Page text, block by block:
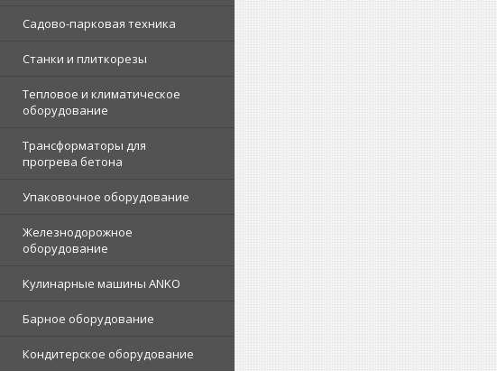
Садово-парковая техника
Станки и плиткорезы
Тепловое и климатическое
оборудование
Трансформаторы для
прогрева бетона
Упаковочное оборудование
Железнодорожное
оборудование
Кулинарные машины ANKO
Барное оборудование
Кондитерское оборудование